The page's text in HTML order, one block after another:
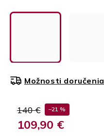
140 € –21 %
109,90 €
Možnosti doručenia